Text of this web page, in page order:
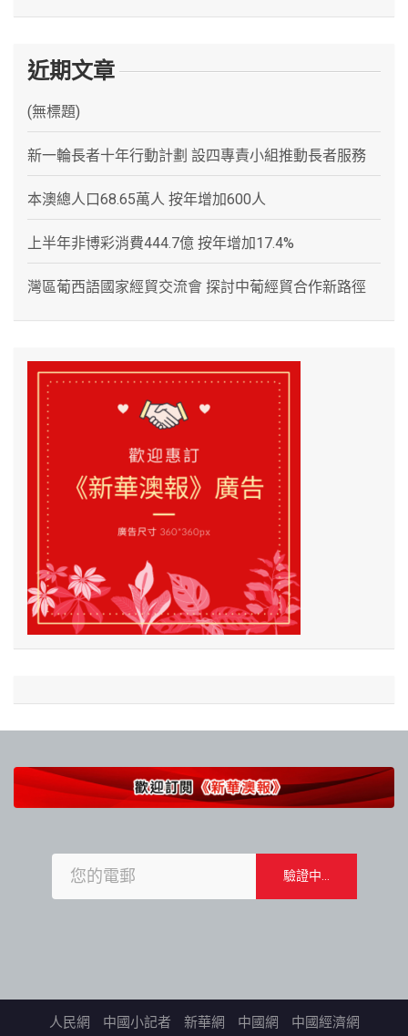
近期文章
(無標題)
新一輪長者十年行動計劃 設四專責小組推動長者服務
本澳總人口68.65萬人 按年增加600人
上半年非博彩消費444.7億 按年增加17.4%
灣區葡西語國家經貿交流會 探討中葡經貿合作新路徑
人民網 中國小記者 新華網 中國網 中國經濟網